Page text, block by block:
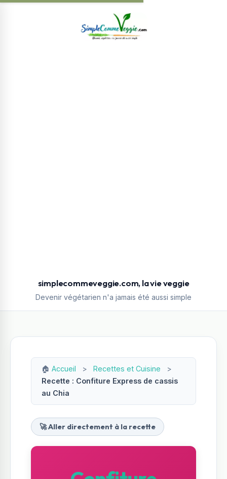
simplecommeveggie.com, la vie veggie
Devenir végétarien n'a jamais été aussi simple
🏠 Accueil > Recettes et Cuisine
>
Recette : Confiture Express de cassis
au Chia
🚀 Aller directement à la recette